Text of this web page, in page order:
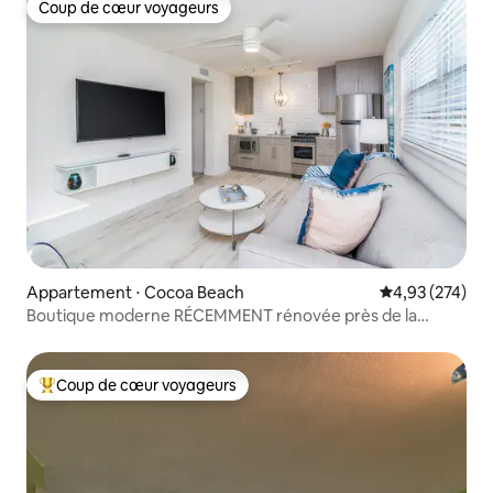
Coup de cœur voyageurs
Coup de cœur voyageurs
Appartement ⋅ Cocoa Beach Évaluation
4,93 (274)
Boutique moderne RÉCEMMENT rénovée près de la
Coups de cœur voyageurs les plus appréciés
Coup de cœur voyageurs